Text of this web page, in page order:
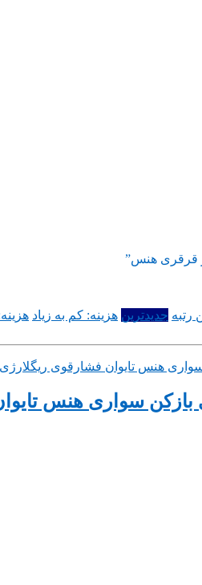
قرقری هنس”
رتبه جدیدترین هزینه: کم به زیاد
سواری هنس